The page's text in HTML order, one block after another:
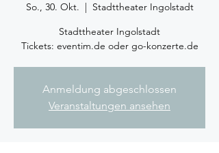
So., 30. Okt.
  |
Stadttheater Ingolstadt
Stadttheater Ingolstadt
Tickets: eventim.de oder go-konzerte.de
Anmeldung abgeschlossen
Veranstaltungen ansehen